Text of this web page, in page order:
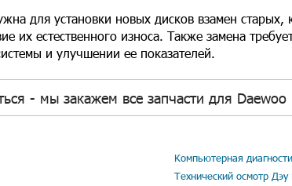
для установки новых дисков взамен старых,
их естественного износа. Также замена
и улучшении ее показателей.
- мы закажем все запчасти для Daewoo
Компьютерная
Технический осмотр Дэу